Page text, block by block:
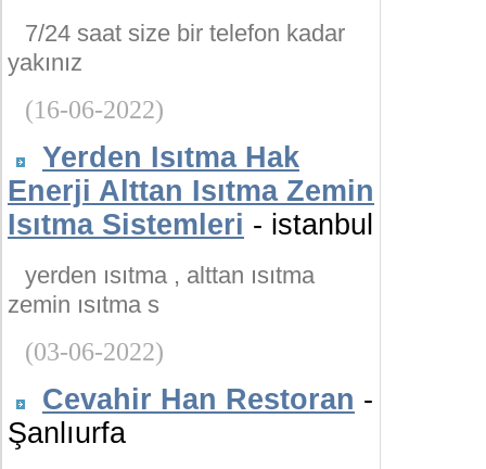
7/24 saat size bir telefon kadar
yakınız
(16-06-2022)
Yerden Isıtma Hak
Enerji Alttan Isıtma Zemin
Isıtma Sistemleri - istanbul
yerden ısıtma , alttan ısıtma
zemin ısıtma s
(03-06-2022)
Cevahir Han Restoran -
Şanlıurfa